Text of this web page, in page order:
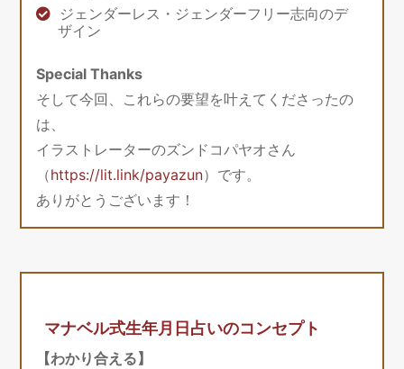
ジェンダーレス・ジェンダーフリー志向のデ
ザイン
Special Thanks
そして今回、これらの要望を叶えてくださったの
は、
イラストレーターのズンドコパヤオさん
（https://lit.link/payazun）です。
ありがとうございます！
マナベル式生年月日占いのコンセプト
【わかり合える】